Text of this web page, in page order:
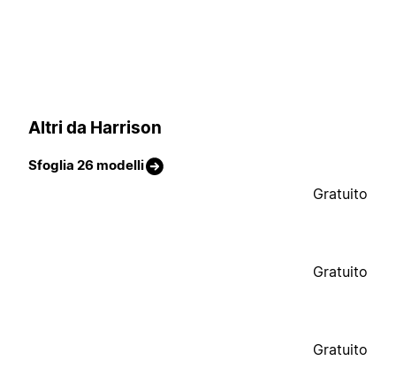
Altri da Harrison
Sfoglia 26 modelli
Gratuito
Gratuito
Gratuito